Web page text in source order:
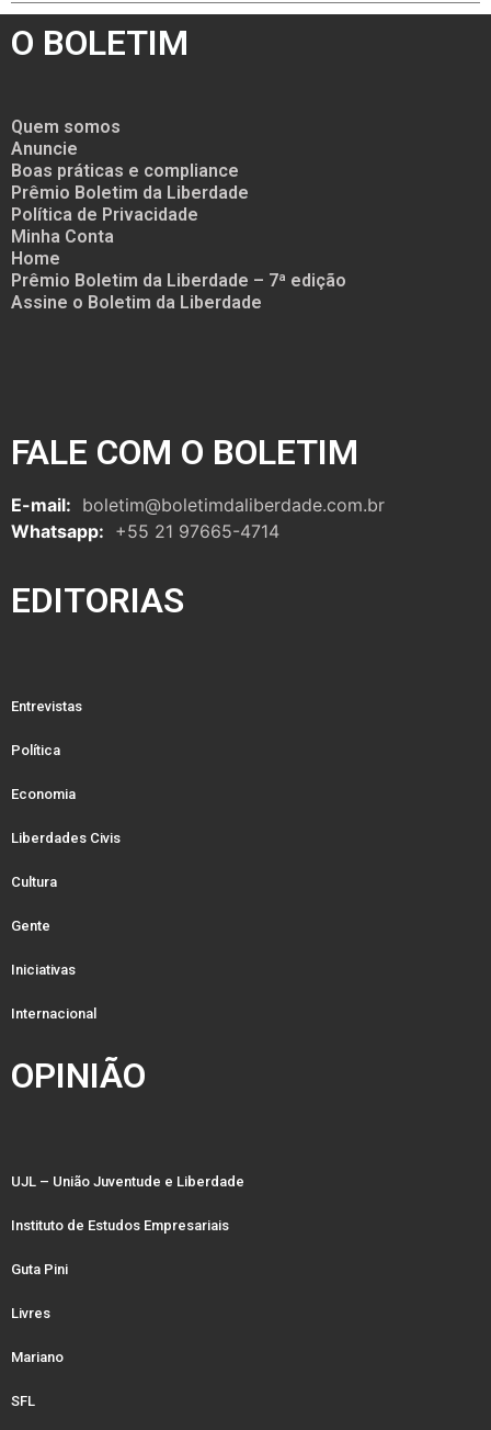
O BOLETIM
Quem somos
Anuncie
Boas práticas e compliance
Prêmio Boletim da Liberdade
Política de Privacidade
Minha Conta
Home
Prêmio Boletim da Liberdade – 7ª edição
Assine o Boletim da Liberdade
FALE COM O BOLETIM
E-mail: boletim@boletimdaliberdade.com.br
Whatsapp: +55 21 97665-4714
EDITORIAS
Entrevistas
Política
Economia
Liberdades Civis
Cultura
Gente
Iniciativas
Internacional
OPINIÃO
UJL – União Juventude e Liberdade
Instituto de Estudos Empresariais
Guta Pini
Livres
Mariano
SFL